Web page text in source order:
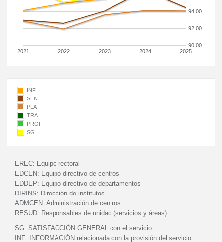
2021 2022 2023 2024 2025
90.00
92.00
94.00
INF
SEN
PLA
TRA
PROF
SG
EREC: Equipo rectoral
EDCEN: Equipo directivo de centros
EDDEP: Equipo directivo de departamentos
DIRINS: Dirección de institutos
ADMCEN: Administración de centros
RESUD: Responsables de unidad (servicios y áreas)
SG: SATISFACCIÓN GENERAL con el servicio
INF:
INFORMACIÓN relacionada con la provisión del servicio